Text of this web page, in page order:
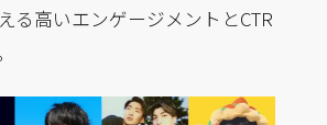
る高いエンゲージメントとCTR